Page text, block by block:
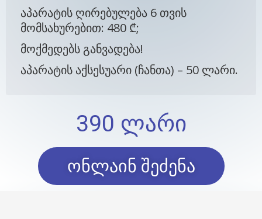
აპარატის ღირებულება 6 თვის
მომსახურებით: 480 ₾;
მოქმედებს განვადება!
აპარატის აქსესუარი (ჩანთა) – 50 ლარი.
390 ᲚᲐᲠᲘ
ონლაინ შეძენა